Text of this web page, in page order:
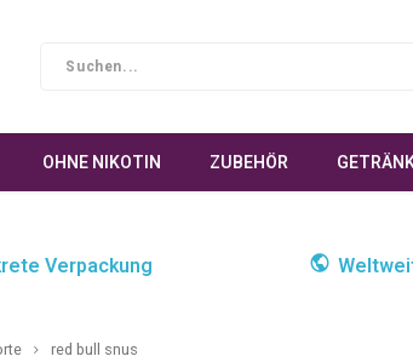
OHNE NIKOTIN ZUBEHÖR
Verpackung
red bull snus